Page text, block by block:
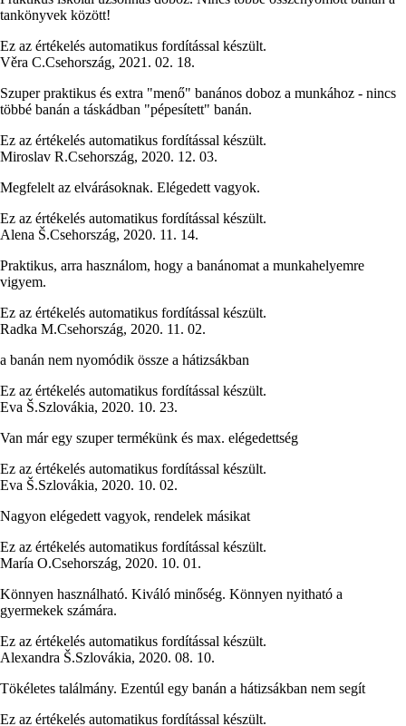
tankönyvek között!
Ez az értékelés automatikus fordítással készült.
Věra C.Csehország, 2021. 02. 18.
Szuper praktikus és extra "menő" banános doboz a munkához - nincs
többé banán a táskádban "pépesített" banán.
Ez az értékelés automatikus fordítással készült.
Miroslav R.Csehország, 2020. 12. 03.
Megfelelt az elvárásoknak. Elégedett vagyok.
Ez az értékelés automatikus fordítással készült.
Alena Š.Csehország, 2020. 11. 14.
Praktikus, arra használom, hogy a banánomat a munkahelyemre
vigyem.
Ez az értékelés automatikus fordítással készült.
Radka M.Csehország, 2020. 11. 02.
a banán nem nyomódik össze a hátizsákban
Ez az értékelés automatikus fordítással készült.
Eva Š.Szlovákia, 2020. 10. 23.
Van már egy szuper termékünk és max. elégedettség
Ez az értékelés automatikus fordítással készült.
Eva Š.Szlovákia, 2020. 10. 02.
Nagyon elégedett vagyok, rendelek másikat
Ez az értékelés automatikus fordítással készült.
María O.Csehország, 2020. 10. 01.
Könnyen használható. Kiváló minőség. Könnyen nyitható a
gyermekek számára.
Ez az értékelés automatikus fordítással készült.
Alexandra Š.Szlovákia, 2020. 08. 10.
Tökéletes találmány. Ezentúl egy banán a hátizsákban nem segít
Ez az értékelés automatikus fordítással készült.